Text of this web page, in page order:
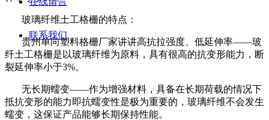
联系我们
玻璃纤维土工格栅的特点：
贵州单向塑料格栅厂家讲讲高抗拉强度、低延伸率——玻
纤土工格栅是以玻璃纤维为原料，具有很高的抗变形能力，断
裂延伸率小于3%。
无长期蠕变——作为增强材料，具备在长期荷载的情况下
抵抗变形的能力即抗蠕变性是极为重要的，玻璃纤维不会发生
蠕变，这保证产品能够长期保持性能。